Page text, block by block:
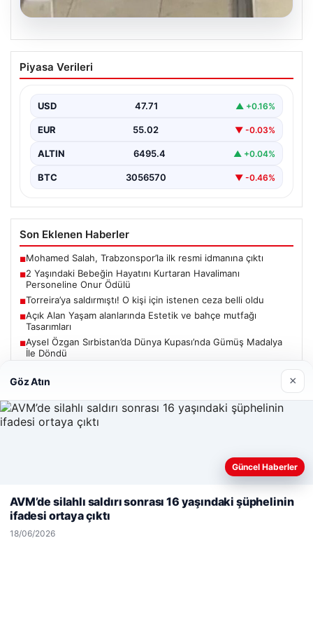
05.08.2026
2 Yaşındaki Bebeğin Hayatını Kurtaran
Havalimanı Personeline Onur Ödülü
bir olayda, 2 yaşındaki Liam adlı bebek nefes…
Piyasa Verileri
USD 47.71 ▲ +0.16%
EUR 55.02 ▼ -0.03%
ALTIN 6495.4 ▲ +0.04%
BTC 3056570 ▼ -0.46%
Son Eklenen Haberler
■Mohamed Salah, Trabzonspor’la ilk resmi idmanına çıktı
■2 Yaşındaki Bebeğin Hayatını Kurtaran Havalimanı
Personeline Onur Ödülü
■Torreira’ya saldırmıştı! O kişi için istenen ceza belli oldu
■Açık Alan Yaşam alanlarında Estetik ve bahçe mutfağı
Tasarımları
■Aysel Özgan Sırbistan’da Dünya Kupası’nda Gümüş Madalya
İle Döndü
Güncel
Mohamed Salah, Trabzonspor’la ilk resmi idmanına çıktı
Web sitemizi nasıl kullandığınızı daha iyi anlayabilmek,
kullanıyoruz.Çerez Politikamız
Göz Atın ×
Güncel Haberler
AVM’de silahlı saldırı sonrası 16 yaşındaki şüphelinin
ifadesi ortaya çıktı
18/06/2026